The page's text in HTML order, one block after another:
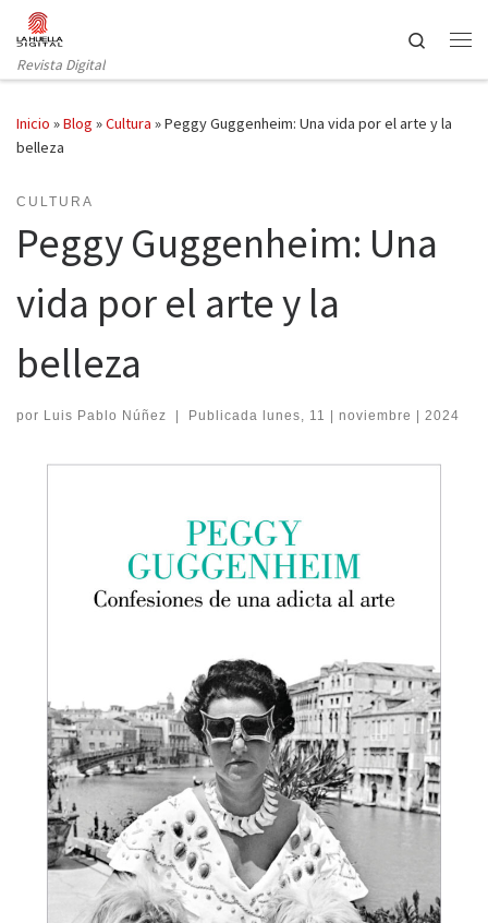
Saltar al contenido
Revista Digital
Search
Inicio »Blog »Cultura »Peggy Guggenheim: Una vida por el arte y la
belleza
CULTURA
Peggy Guggenheim: Una
vida por el arte y la
belleza
por Luis Pablo Núñez | Publicada lunes, 11 | noviembre | 2024